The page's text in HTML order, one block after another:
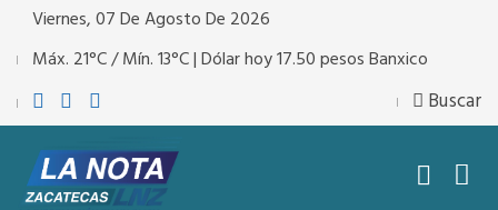
Viernes, 07 De Agosto De 2026
Máx. 21°C / Mín. 13°C | Dólar hoy 17.50 pesos Banxico
Buscar